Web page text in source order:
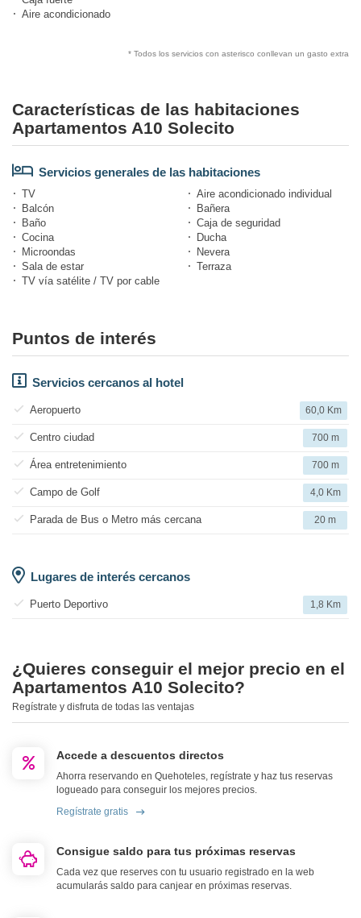
Aire acondicionado
* Todos los servicios con asterisco conllevan un gasto extra
Características de las habitaciones
Apartamentos A10 Solecito
Servicios generales de las habitaciones
TV
Aire acondicionado individual
Balcón
Bañera
Baño
Caja de seguridad
Cocina
Ducha
Microondas
Nevera
Sala de estar
Terraza
TV vía satélite / TV por cable
Puntos de interés
Servicios cercanos al hotel
Aeropuerto 60,0 Km
Centro ciudad 700 m
Área entretenimiento 700 m
Campo de Golf 4,0 Km
Parada de Bus o Metro más cercana 20 m
Lugares de interés cercanos
Puerto Deportivo 1,8 Km
¿Quieres conseguir el mejor precio en el
Apartamentos A10 Solecito?
Regístrate y disfruta de todas las ventajas
Accede a descuentos directos
Ahorra reservando en Quehoteles, regístrate y haz tus reservas
logueado para conseguir los mejores precios.
Regístrate gratis
Consigue saldo para tus próximas reservas
Cada vez que reserves con tu usuario registrado en la web
acumularás saldo para canjear en próximas reservas.